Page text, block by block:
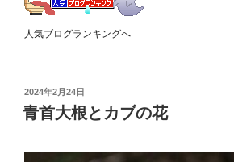
人気ブログランキングへ
投
稿
日:
2024年2月24日
青首大根とカブの花